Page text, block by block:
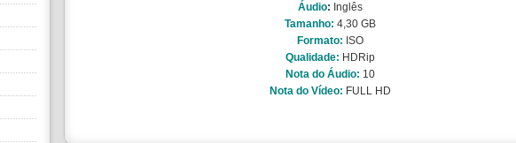
Áudio: Inglês
Tamanho: 4,30 GB
Formato: ISO
Qualidade: HDRip
Nota do Áudio: 10
Nota do Vídeo: FULL HD